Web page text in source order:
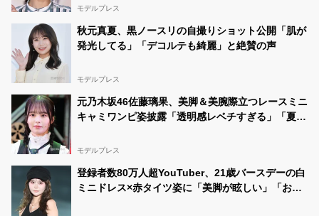
モデルプレス
秋元真夏、黒ノースリの自撮りショット公開「肌が
発光してる」「デコルテも綺麗」と絶賛の声
モデルプレス
元乃木坂46佐藤璃果、美脚＆美腕際立つレースミニ
キャミワンピ姿披露「透明感レベチすぎる」「夏の
モデルプレス
登録者数80万人超YouTuber、21歳バースデーの白
ミニドレス×赤タイツ姿に「美脚が眩しい」「おし